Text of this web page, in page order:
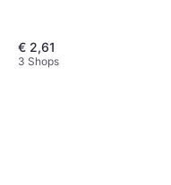
€ 2,61
3 Shops